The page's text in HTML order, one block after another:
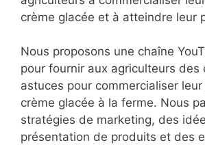
crème glacée et à atteindre leur
Nous proposons une chaîne
pour fournir aux agriculteurs des
astuces pour commercialiser
crème glacée à la ferme. Nous
stratégies de marketing, des
présentation de produits et des